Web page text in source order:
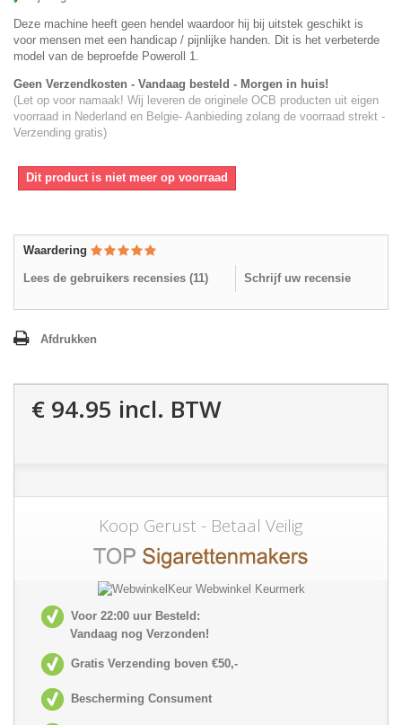
Deze machine heeft geen hendel waardoor hij bij uitstek geschikt is
voor mensen met een handicap / pijnlijke handen. Dit is het verbeterde
model van de beproefde Poweroll 1.
Geen Verzendkosten - Vandaag besteld - Morgen in huis!
(Let op voor namaak! Wij leveren de originele OCB producten uit eigen
voorraad in Nederland en Belgie- Aanbieding zolang de voorraad strekt -
Verzending gratis)
Dit product is niet meer op voorraad
Waardering
Lees de gebruikers recensies (11) Schrijf uw recensie
Afdrukken
€ 94.95 incl. BTW
Koop Gerust - Betaal Veilig
Voor 22:00 uur Besteld:
Vandaag nog Verzonden!
Gratis Verzending boven €50,-
Bescherming Consument